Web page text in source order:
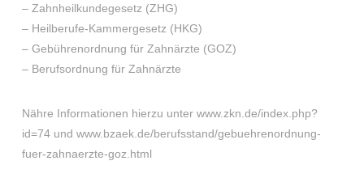
– Zahnheilkundegesetz (ZHG)
– Heilberufe-Kammergesetz (HKG)
– Gebührenordnung für Zahnärzte (GOZ)
– Berufsordnung für Zahnärzte
Nähre Informationen hierzu unter www.zkn.de/index.php?
id=74 und www.bzaek.de/berufsstand/gebuehrenordnung-
fuer-zahnaerzte-goz.html